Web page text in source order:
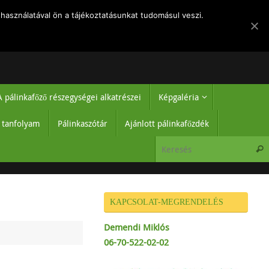
Rólam Regisztráció-belépés Hírek Adatvédelmi tájékoztató
pálinkafőző részegységei alkatrészei Képgaléria
tanfolyam Pálinkaszótár Ajánlott pálinkafőzdék
KAPCSOLAT-MEGRENDELÉS
Demendi Miklós
06-70-522-02-02
ön a tájékoztatásunkat tudomásul veszi.